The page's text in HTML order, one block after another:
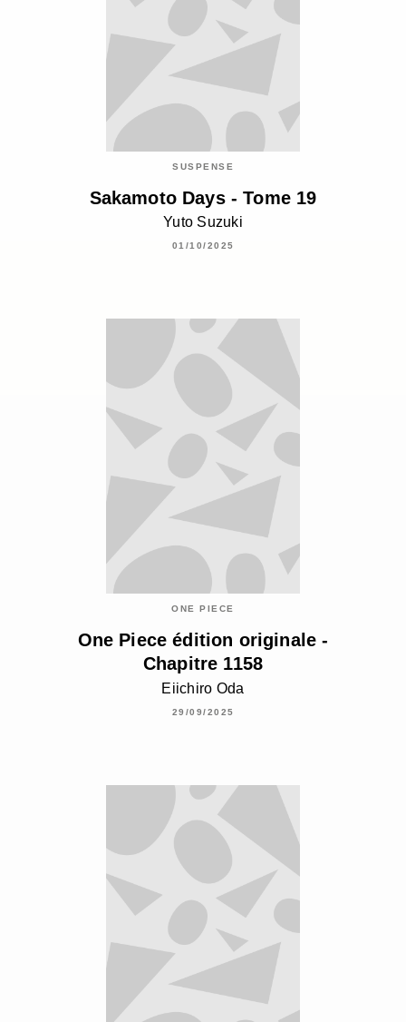
SUSPENSE
Sakamoto Days - Tome 19
Yuto Suzuki
01/10/2025
ONE PIECE
One Piece édition originale -
Chapitre 1158
Eiichiro Oda
29/09/2025